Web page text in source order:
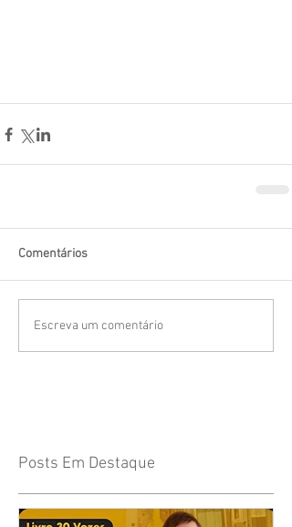
Comentários
Escreva um comentário
Posts Em Destaque